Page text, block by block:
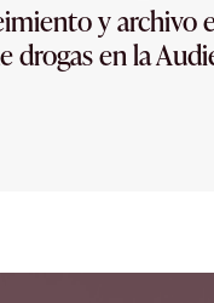
y archivo
drogas en la